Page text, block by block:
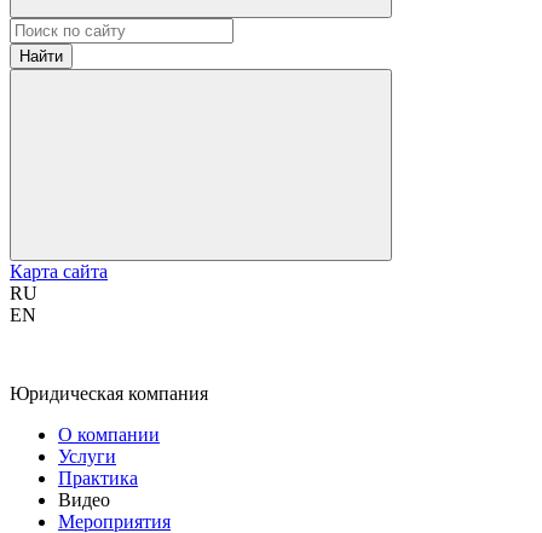
Найти
Карта сайта
RU
EN
Юридическая компания
О компании
Услуги
Практика
Видео
Мероприятия